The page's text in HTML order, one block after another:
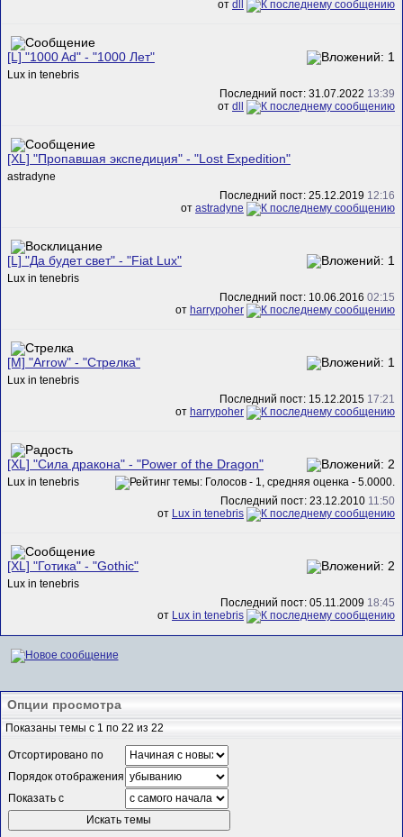
от dll
[L] "1000 Ad" - "1000 Лет"
Lux in tenebris
Последний пост: 31.07.2022 13:39
от dll
[XL] "Пропавшая экспедиция" - "Lost Expedition"
astradyne
Последний пост: 25.12.2019 12:16
от astradyne
[L] "Да будет свет" - "Fiat Lux"
Lux in tenebris
Последний пост: 10.06.2016 02:15
от harrypoher
[M] "Аrrow" - "Стрелка"
Lux in tenebris
Последний пост: 15.12.2015 17:21
от harrypoher
[ХL] "Сила дракона" - "Power of the Dragon"
Lux in tenebris
Последний пост: 23.12.2010 11:50
от Lux in tenebris
[ХL] "Готика" - "Gothic"
Lux in tenebris
Последний пост: 05.11.2009 18:45
от Lux in tenebris
Опции просмотра
Показаны темы с 1 по 22 из 22
Отсортировано по
Порядок отображения
Показать с